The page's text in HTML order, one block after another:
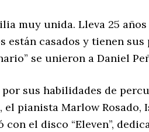
muy unida. Lleva 25
están casados ​​y tienen
se unieron a Daniel
sus habilidades de
el pianista Marlow
con el disco “Eleven”,